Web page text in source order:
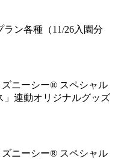
ン各種（11/26入園分
ニーシー® スペシャル
」連動オリジナルグッズ
ニーシー® スペシャル